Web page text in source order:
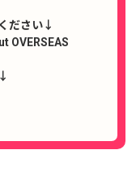
ださい↓